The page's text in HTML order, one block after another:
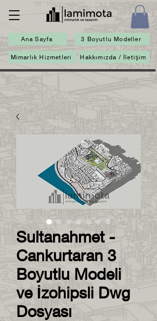
Ana Sayfa 3 Boyutlu Modeller
Mimarlık Hizmetleri Hakkımızda / İletişim
Sultanahmet -
Cankurtaran 3
Boyutlu Modeli
ve İzohipsli Dwg
Dosyası